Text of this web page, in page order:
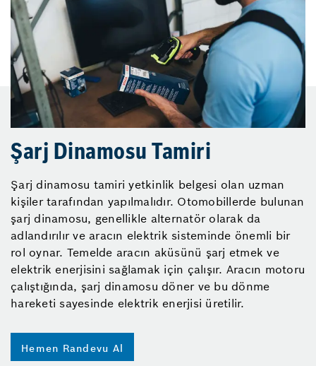
Şarj Dinamosu Tamiri
Şarj dinamosu tamiri yetkinlik belgesi olan uzman
kişiler tarafından yapılmalıdır. Otomobillerde bulunan
şarj dinamosu, genellikle alternatör olarak da
adlandırılır ve aracın elektrik sisteminde önemli bir
rol oynar. Temelde aracın aküsünü şarj etmek ve
elektrik enerjisini sağlamak için çalışır. Aracın motoru
çalıştığında, şarj dinamosu döner ve bu dönme
hareketi sayesinde elektrik enerjisi üretilir.
Hemen Randevu Al